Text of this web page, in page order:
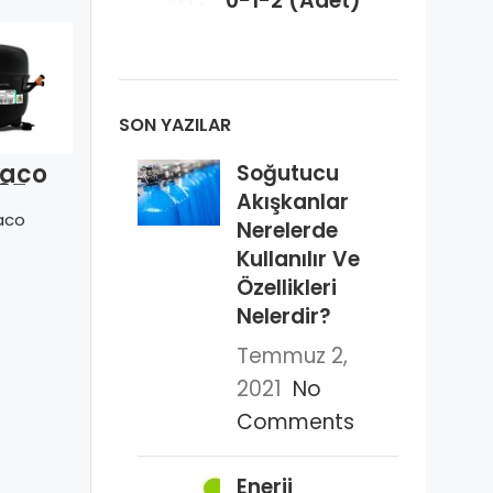
Z- ZİNGFA 7HP
QR3-134
TRİFAZE 380V
VAN.R404
Embraco
ERUe 70 HLP
SON YAZILAR
Soğutucu
Akışkanlar
Nerelerde
Kullanılır Ve
Özellikleri
Nelerdir?
Temmuz 2,
2021 No
Comments
Enerji